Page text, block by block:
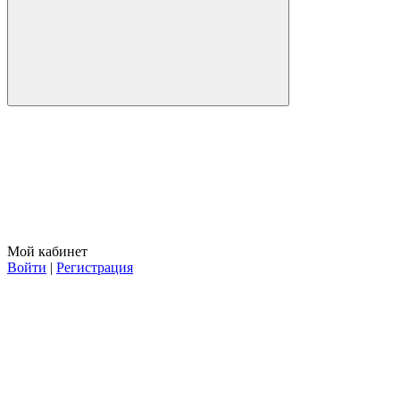
Мой кабинет
Войти | Регистрация